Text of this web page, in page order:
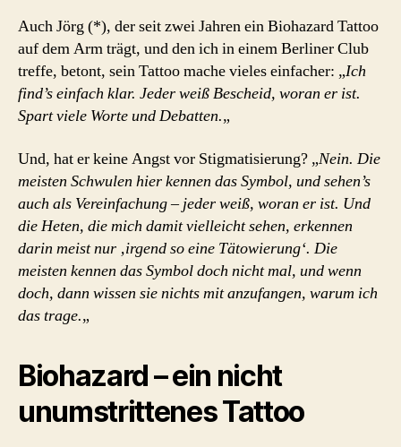
Auch Jörg (*), der seit zwei Jahren ein Biohazard Tattoo
auf dem Arm trägt, und den ich in einem Berliner Club
treffe, betont, sein Tattoo mache vieles einfacher: „Ich
find’s einfach klar. Jeder weiß Bescheid, woran er ist.
Spart viele Worte und Debatten.„
Und, hat er keine Angst vor Stigmatisierung? „Nein. Die
meisten Schwulen hier kennen das Symbol, und sehen’s
auch als Vereinfachung – jeder weiß, woran er ist. Und
die Heten, die mich damit vielleicht sehen, erkennen
darin meist nur ‚irgend so eine Tätowierung‘. Die
meisten kennen das Symbol doch nicht mal, und wenn
doch, dann wissen sie nichts mit anzufangen, warum ich
das trage.„
Biohazard – ein nicht
unumstrittenes Tattoo